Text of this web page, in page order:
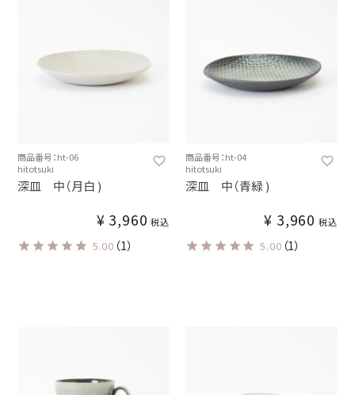
商品番号：ht-06
hitotsuki
深皿 中（月白 )
¥ 3,960 税込
5.00 （1）
商品番号：ht-04
hitotsuki
深皿 中（青緑 )
¥ 3,960 税込
5.00 （1）